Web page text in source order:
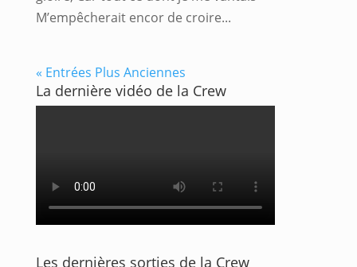
M’empêcherait encor de croire...
« Entrées Plus Anciennes
La dernière vidéo de la Crew
Les dernières sorties de la Crew